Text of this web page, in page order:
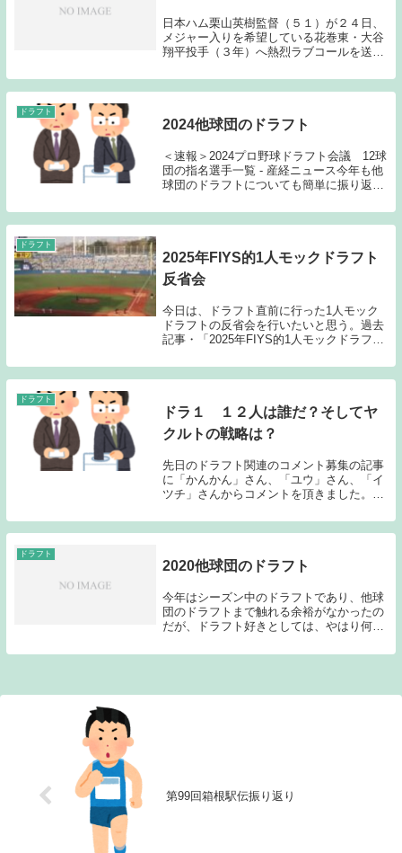
日本ハム栗山英樹監督（５１）が２４日、
メジャー入りを希望している花巻東・大谷
翔平投手（３年）へ熱烈ラブコールを送っ
のこの日、球団幹部との最終の打ち合わせ
に出席。「大谷君には申し訳ないけれど、
ドラフト
2024他球団のドラフト
＜速報＞2024プロ野球ドラフト会議 12球
団の指名選手一覧 - 産経ニュース今年も他
球団のドラフトについても簡単に振り返っ
クルトファンの日記・2024年FIYS的1人モ
ックドラフト | ヤクル...
ドラフト
2025年FIYS的1人モックドラフト
反省会
今日は、ドラフト直前に行った1人モック
ドラフトの反省会を行いたいと思う。過去
記事・「2025年FIYS的1人モックドラフト
で申し訳ないのですが、下記は1人モック
ドラフトの結果です。FIYS的1人モッ...
ドラフト
ドラ１ １２人は誰だ？そしてヤ
クルトの戦略は？
先日のドラフト関連のコメント募集の記事
に「かんかん」さん、「ユウ」さん、「イ
ツチ」さんからコメントを頂きました。あ
まして今日は、ドラフト１位で指名される
のは誰か？という部分とヤクルトの戦略は
ドラフト
2020他球団のドラフト
今年はシーズン中のドラフトであり、他球
団のドラフトまで触れる余裕がなかったの
だが、ドラフト好きとしては、やはり何ら
多少時間が経っているが触れておきたいと
第99回箱根駅伝振り返り